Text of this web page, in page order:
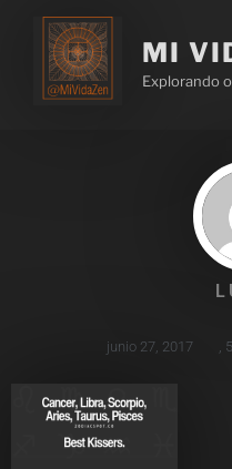
MI
Explorando
junio 27, 2017